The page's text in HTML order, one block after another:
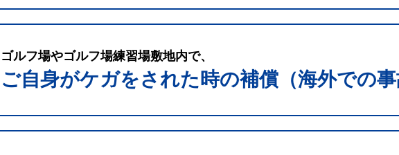
ゴルフ場やゴルフ場練習場敷地内で、
ご自身がケガをされた時の補償（海外での